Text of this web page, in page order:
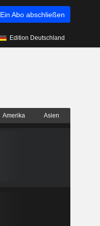
Ein Abo abschließen
Edition Deutschland
Amerika Asien